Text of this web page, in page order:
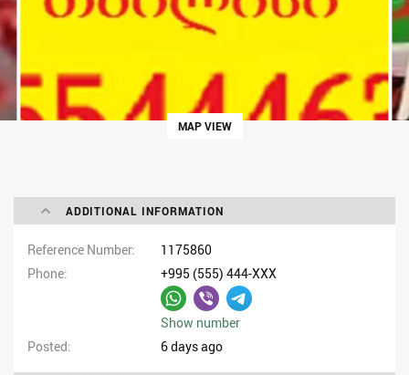
MAP VIEW
ADDITIONAL INFORMATION
Reference Number
1175860
Phone
+995 (555) 444-XXX
Show number
Posted
6 days ago